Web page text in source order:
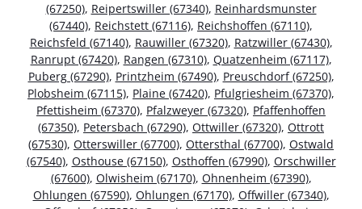
(67250), Reipertswiller (67340), Reinhardsmunster
(67440), Reichstett (67116), Reichshoffen (67110),
Reichsfeld (67140), Rauwiller (67320), Ratzwiller (67430),
Ranrupt (67420), Rangen (67310), Quatzenheim (67117),
Puberg (67290), Printzheim (67490), Preuschdorf (67250),
Plobsheim (67115), Plaine (67420), Pfulgriesheim (67370),
Pfettisheim (67370), Pfalzweyer (67320), Pfaffenhoffen
(67350), Petersbach (67290), Ottwiller (67320), Ottrott
(67530), Otterswiller (67700), Ottersthal (67700), Ostwald
(67540), Osthouse (67150), Osthoffen (67990), Orschwiller
(67600), Olwisheim (67170), Ohnenheim (67390),
Ohlungen (67590), Ohlungen (67170), Offwiller (67340),